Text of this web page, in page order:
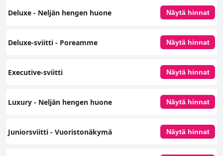
Deluxe - Neljän hengen huone Näytä hinnat
Deluxe-sviitti - Poreamme Näytä hinnat
Executive-sviitti Näytä hinnat
Luxury - Neljän hengen huone Näytä hinnat
Juniorsviitti - Vuoristonäkymä Näytä hinnat